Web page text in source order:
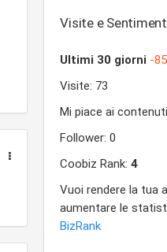
Visite e Sentiment